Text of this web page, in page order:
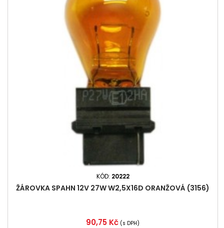
KÓD: 20222
ŽÁROVKA SPAHN 12V 27W W2,5X16D ORANŽOVÁ (3156)
Cena
90,75 Kč (s DPH)